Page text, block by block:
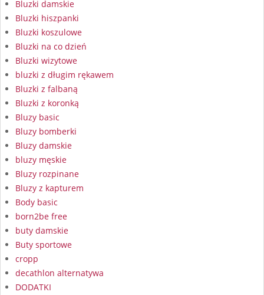
Bluzki damskie
Bluzki hiszpanki
Bluzki koszulowe
Bluzki na co dzień
Bluzki wizytowe
bluzki z długim rękawem
Bluzki z falbaną
Bluzki z koronką
Bluzy basic
Bluzy bomberki
Bluzy damskie
bluzy męskie
Bluzy rozpinane
Bluzy z kapturem
Body basic
born2be free
buty damskie
Buty sportowe
cropp
decathlon alternatywa
DODATKI